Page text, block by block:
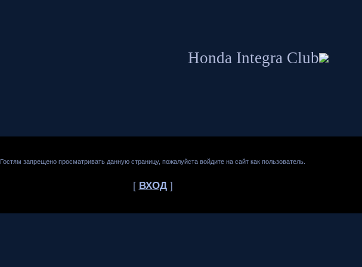
Honda Integra Club
Гостям запрещено просматривать данную страницу, пожалуйста войдите на сайт как пользователь.
[ ВХОД]